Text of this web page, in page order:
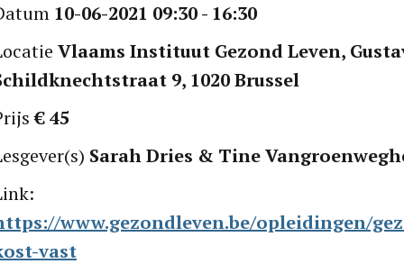
10-06-2021 09:30 - 16:30
Vlaams Instituut Gezond Leven,
9, 1020 Brussel
€ 45
Sarah Dries & Tine
www.gezondleven.be/opleidingen/
vast